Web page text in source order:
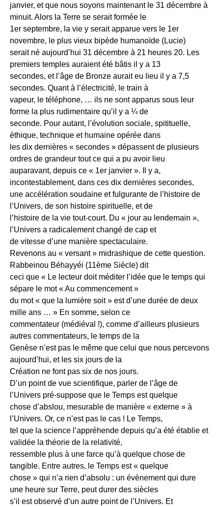
janvier, et que nous soyons maintenant le 31 décembre à
minuit. Alors la Terre se serait formée le
1er septembre, la vie y serait apparue vers le 1er
novembre, le plus vieux bipède humanoïde (Lucie)
serait né aujourd’hui 31 décembre à 21 heures 20. Les
premiers temples auraient été bâtis il y a 13
secondes, et l’âge de Bronze aurait eu lieu il y a 7,5
secondes. Quant à l’électricité, le train à
vapeur, le téléphone, … ils ne sont apparus sous leur
forme la plus rudimentaire qu’il y a ¼ de
seconde. Pour autant, l’évolution sociale, spitituelle,
éthique, technique et humaine opérée dans
les dix dernières « secondes » dépassent de plusieurs
ordres de grandeur tout ce qui a pu avoir lieu
auparavant, depuis ce « 1er janvier ». Il y a,
incontestablement, dans ces dix dernières secondes,
une accélération soudaine et fulgurante de l’histoire de
l’Univers, de son histoire spirituelle, et de
l’histoire de la vie tout-court. Du « jour au lendemain »,
l’Univers a radicalement changé de cap et
de vitesse d’une manière spectaculaire.
Revenons au « versant » midrashique de cette question.
Rabbeinou Béhayyéi (11ème Siècle) dit
ceci que « Le lecteur doit méditer l’idée que le temps qui
sépare le mot « Au commencement »
du mot « que la lumière soit » est d’une durée de deux
mille ans … » En somme, selon ce
commentateur (médiéval !), comme d’ailleurs plusieurs
autres commentateurs, le temps de la
Genèse n’est pas le même que celui que nous percevons
aujourd’hui, et les six jours de la
Création ne font pas six de nos jours.
D’un point de vue scientifique, parler de l’âge de
l’Univers pré-suppose que le Temps est quelque
chose d’abslou, mesurable de manière « externe » à
l’Univers. Or, ce n’est pas le cas ! Le Temps,
tel que la science l’appréhende depuis qu’a été établie et
validée la théorie de la relativité,
ressemble plus à une farce qu’à quelque chose de
tangible. Entre autres, le Temps est « quelque
chose » qui n’a rien d’absolu : un évènement qui dure
une heure sur Terre, peut durer des siècles
s’il est observé d’un autre point de l’Univers. Et